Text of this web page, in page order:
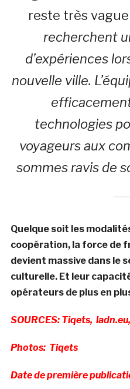
reste très vague
recherchent
d’expériences
nouvelle ville.
technologies
voyageurs aux
sommes ravis de
Quelque soit les
coopération, la force de
devient massive dans le
culturelle. Et leur
opérateurs de plus en
SOURCES: Tiqets,
Photos: Tiqets
Date de première